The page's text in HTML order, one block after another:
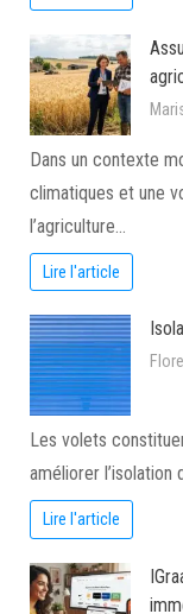
Dans un contexte
climatiques et une
l’agriculture…
Lire l'article
Les volets
améliorer
Lire l'article